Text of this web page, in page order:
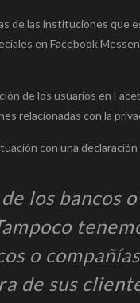
de las instituciones que
en Facebook
de los usuarios en
relacionadas con la
con una
los bancos
o
de sus